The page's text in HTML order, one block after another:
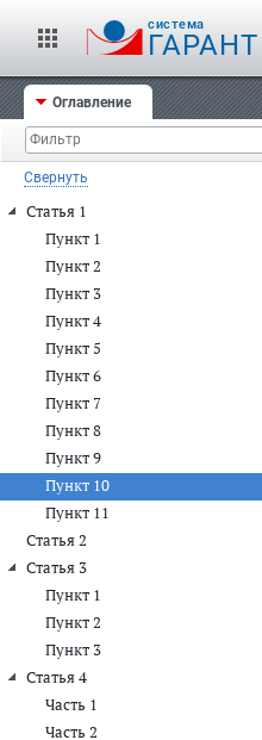
cистема
ГАРАНТ
Оглавление
Свернуть
Статья 1
Пункт 1
Пункт 2
Пункт 3
Пункт 4
Пункт 5
Пункт 6
Пункт 7
Пункт 8
Пункт 9
Пункт 10
Пункт 11
Статья 2
Статья 3
Пункт 1
Пункт 2
Пункт 3
Статья 4
Часть 1
Часть 2